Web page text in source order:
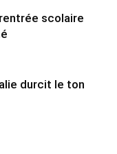
scolaire
durcit le ton